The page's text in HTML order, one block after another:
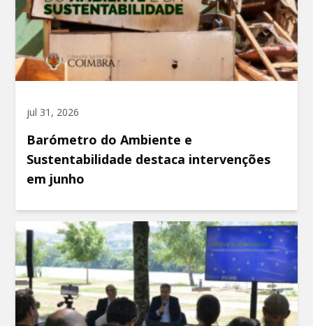
jul 31, 2026
Barómetro do Ambiente e
Sustentabilidade destaca intervenções
em junho